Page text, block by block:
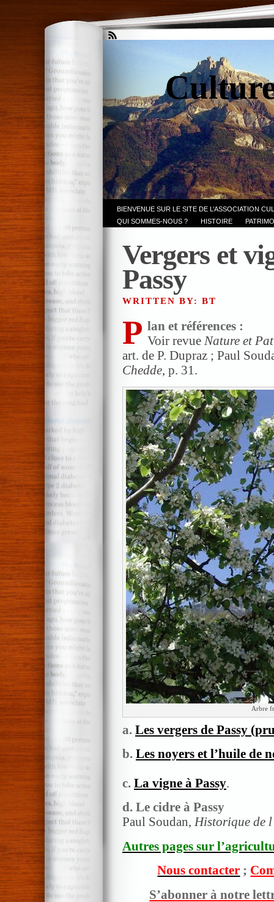
BIENVENUE SUR LE SITE DE L’ASSOCIATION
QUI SOMMES-NOUS ?
HISTOIRE
Vergers et
Passy
WRITTEN BY: BT
P lan et références :
Voir revue Nature et
art. de P. Dupraz ; Paul
Chedde, p. 31.
Arbre
a. Les vergers de Passy
b. Les noyers et l’huile de
c. La vigne à Passy.
d. Le cidre à Passy
Paul Soudan, Historique de
Autres pages sur
Nous contacter ;
S’abonner à notre